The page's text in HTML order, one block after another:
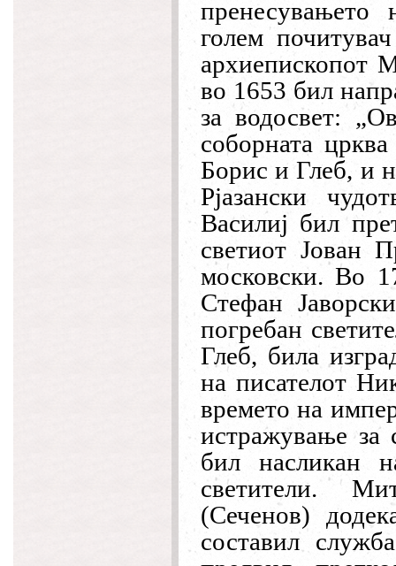
голем
архиепископот
во 1653 бил
за водосвет:
соборната
Борис и Глеб, и
Рјазански
Василиј бил
светиот Јован
московски. Во
Стефан
погребан
Глеб, била
на писателот
времето на
истражување за
бил насликан
светители.
(Сеченов)
составил